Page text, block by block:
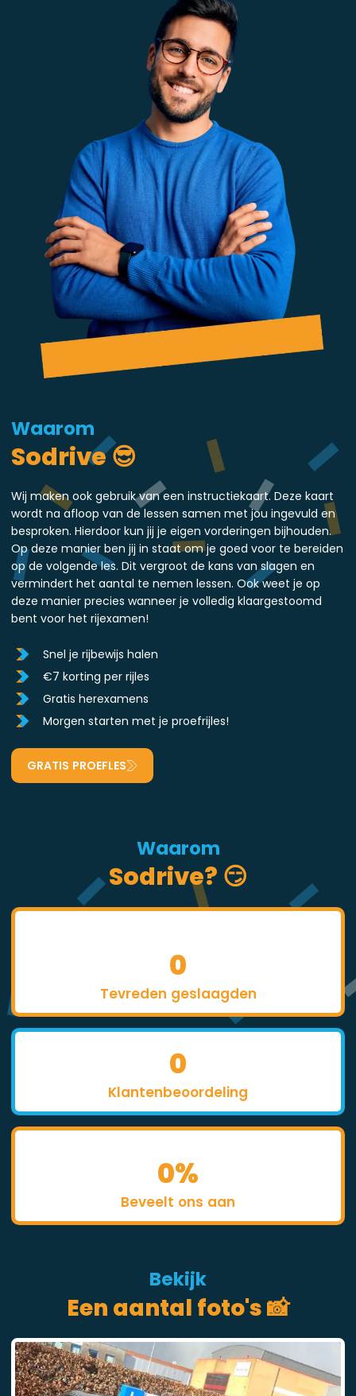
Waarom
Sodrive 😎
Wij maken ook gebruik van een instructiekaart. Deze kaart
wordt na afloop van de lessen samen met jou ingevuld en
besproken. Hierdoor kun jij je eigen vorderingen bijhouden.
Op deze manier ben jij in staat om je goed voor te bereiden
op de volgende les. Dit vergroot de kans van slagen en
vermindert het aantal te nemen lessen. Ook weet je op
deze manier precies wanneer je volledig klaargestoomd
bent voor het rijexamen!
Snel je rijbewijs halen
€7 korting per rijles
Gratis herexamens
Morgen starten met je proefrijles!
GRATIS PROEFLES
Waarom
Sodrive? 😏
Tevreden geslaagden
0
Klantenbeoordeling
0
Beveelt ons aan
0%
Bekijk
Een aantal foto's 📸